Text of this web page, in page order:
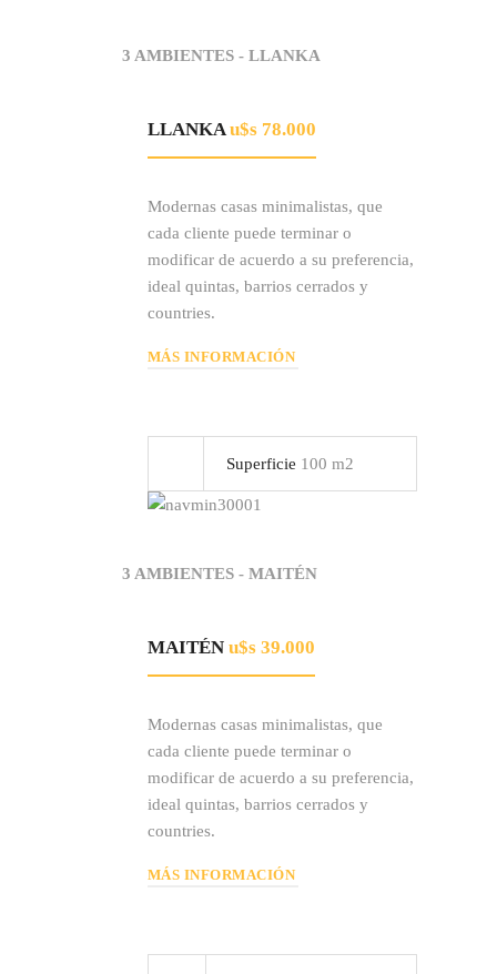
3 AMBIENTES - LLANKA
LLANKAu$s 78.000
Modernas casas minimalistas, que
cada cliente puede terminar o
modificar de acuerdo a su preferencia,
ideal quintas, barrios cerrados y
countries.
MÁS INFORMACIÓN
Superficie 100 m2
3 AMBIENTES - MAITÉN
MAITÉN u$s 39.000
Modernas casas minimalistas, que
cada cliente puede terminar o
modificar de acuerdo a su preferencia,
ideal quintas, barrios cerrados y
countries.
MÁS INFORMACIÓN